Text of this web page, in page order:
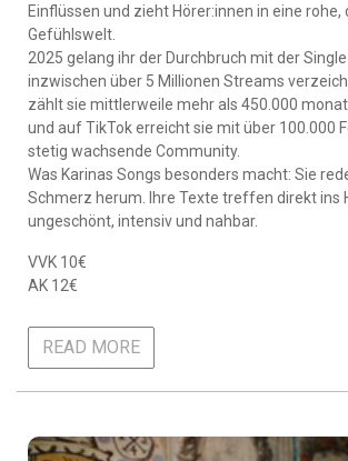
Einflüssen und zieht Hörer:innen in eine rohe,
Gefühlswelt.
2025 gelang ihr der Durchbruch mit der Single
inzwischen über 5 Millionen Streams
zählt sie mittlerweile mehr als 450.000
und auf TikTok erreicht sie mit über 100.000
stetig wachsende Community.
Was Karinas Songs besonders macht: Sie
Schmerz herum. Ihre Texte treffen direkt ins
ungeschönt, intensiv und nahbar.
VVK 10€
AK 12€
READ MORE